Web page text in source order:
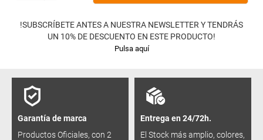
!SUBSCRÍBETE ANTES A NUESTRA NEWSLETTER Y TENDRÁS
UN 10% DE DESCUENTO EN ESTE PRODUCTO!
Pulsa aquí
Garantía de marca
Productos Oficiales, con 2
Entrega en 24/72h.
El Stock más amplio, colores,